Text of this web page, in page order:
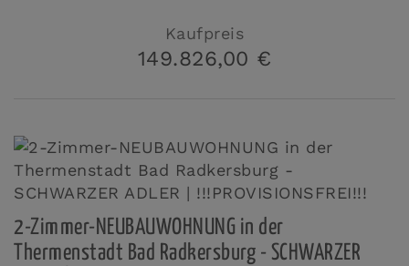
Kaufpreis
149.826,00 €
2-Zimmer-NEUBAUWOHNUNG in der
Thermenstadt Bad Radkersburg - SCHWARZER